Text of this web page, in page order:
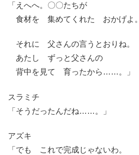
「えへへ。〇〇たちが
食材を 集めてくれた おかげよ。
それに 父さんの言うとおりね。
あたし ずっと父さんの
背中を見て 育ったから……。」
スラミチ
「そうだったんだね……。」
アズキ
「でも これで完成じゃないわ。